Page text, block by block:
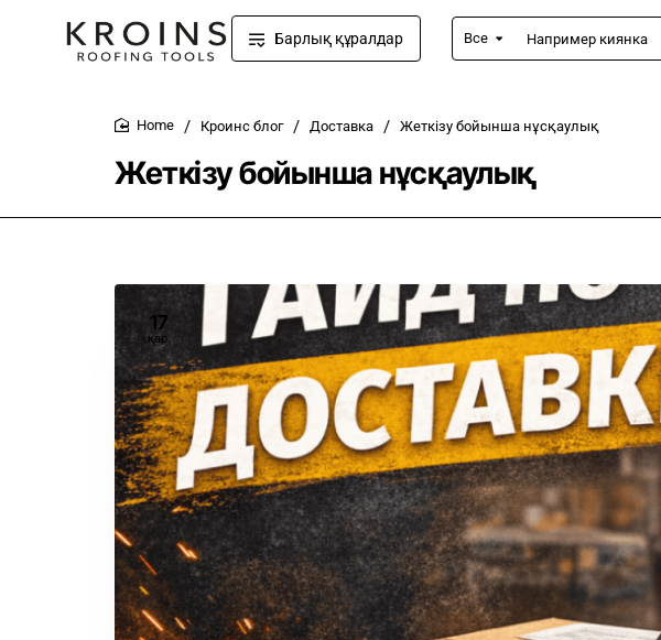
Барлық құралдар Все
Например
киянка
Жеткізу бойынша нұсқаулық
Кроинс блог Доставка Жеткізу бойынша нұсқаулық
17
қар.